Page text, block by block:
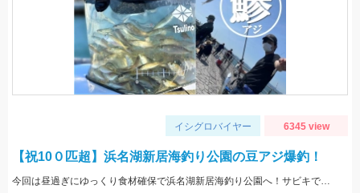
イシグロバイヤー 6345 view
【祝10０匹超】浜名湖新居海釣り公園の豆アジ爆釣！
今回は昼過ぎにゆっくり食材確保で浜名湖新居海釣り公園へ！サビキでアジやサバ、イワシが大漁！！！